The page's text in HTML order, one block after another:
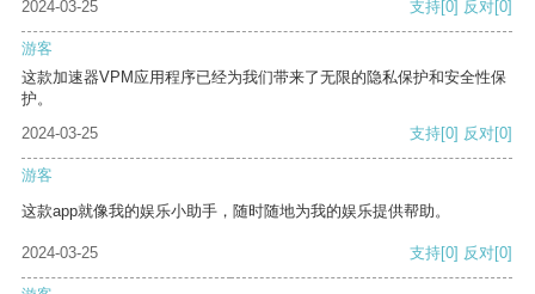
2024-03-25 支持[0] 反对[0]
游客
这款加速器VPM应用程序已经为我们带来了无限的隐私保护和安全性保
护。
2024-03-25
支持[0] 反对[0]
游客
这款app就像我的娱乐小助手，随时随地为我的娱乐提供帮助。
2024-03-25 支持[0] 反对[0]